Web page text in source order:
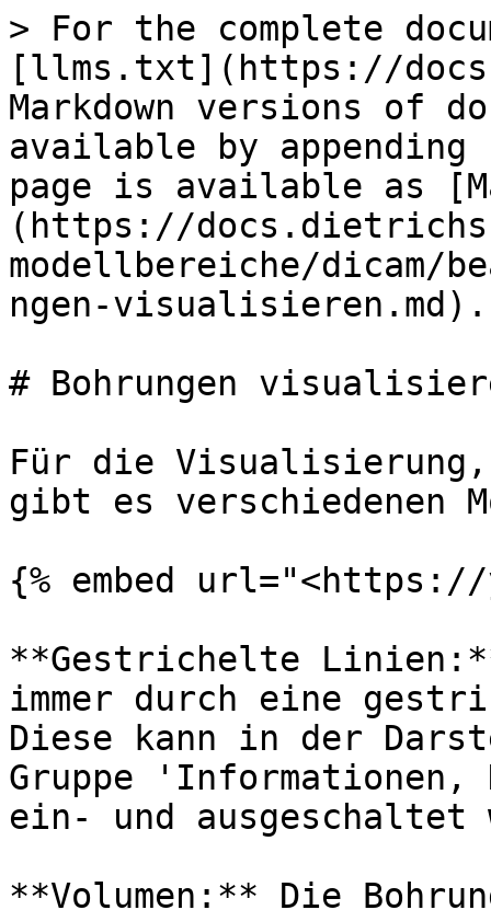
> For the complete
[llms.txt](https://
Markdown versions of
available by
page is available as
(https://
modellbereiche/dicam/
ngen-visualisieren.md).
# Bohrungen
Für die Visualisierung,
gibt es verschiedenen
{% embed url="<https://
**Gestrichelte Linien:**
immer durch eine
Diese kann in der
Gruppe
ein- und ausgeschaltet
**Volumen:** Die